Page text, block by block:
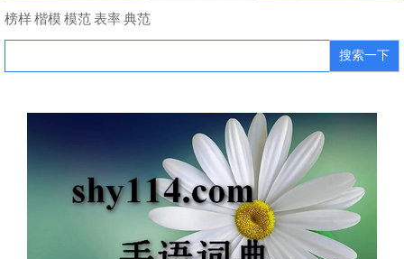
榜样 楷模 模范 表率 典范
Search